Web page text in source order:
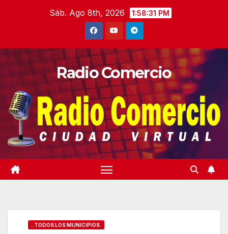
Sáb. Ago 8th, 2026 1:58:32 PM
Radio Comercio
..TODOS LOS MUNICIPIOS.